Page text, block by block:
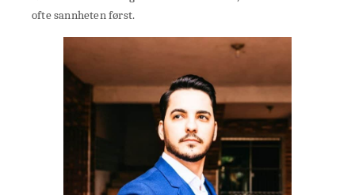
ofte sannheten først.